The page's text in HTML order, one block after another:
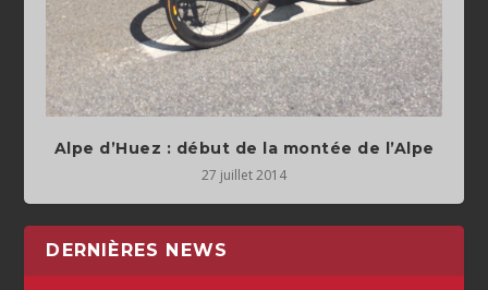
Alpe d’Huez : début de la montée de l’Alpe
27 juillet 2014
DERNIÈRES NEWS